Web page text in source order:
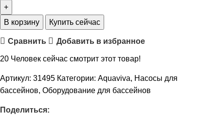
В корзину Купить сейчас
Сравнить Добавить в избранное
20 Человек сейчас смотрит этот товар!
Артикул: 31495 Категории: Aquaviva, Насосы для
бассейнов, Оборудование для бассейнов
Поделиться: